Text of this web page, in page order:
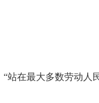
“站在最大多数劳动人